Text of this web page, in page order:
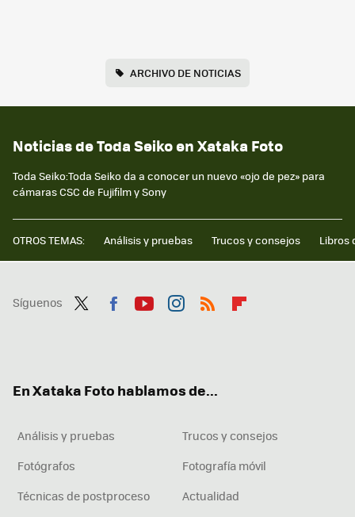
ARCHIVO DE NOTICIAS
Noticias de Toda Seiko en Xataka Foto
Toda Seiko:Toda Seiko da a conocer un nuevo «ojo de pez» para
cámaras CSC de Fujifilm y Sony
OTROS TEMAS: Análisis y pruebas Trucos y consejos Libros
Síguenos
En Xataka Foto hablamos de...
Análisis y pruebas
Trucos y consejos
Fotógrafos
Fotografía móvil
Técnicas de postproceso
Actualidad